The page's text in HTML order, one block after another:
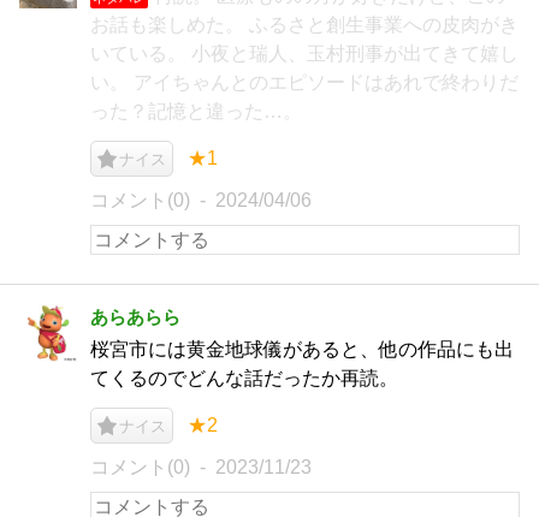
お話も楽しめた。 ふるさと創生事業への皮肉がき
いている。 小夜と瑞人、玉村刑事が出てきて嬉し
い。 アイちゃんとのエピソードはあれで終わりだ
った？記憶と違った…。
ナイス ★1
コメント(0) 2024/04/06
あらあらら
桜宮市には黄金地球儀があると、他の作品にも出
てくるのでどんな話だったか再読。
ナイス ★2
コメント(0) 2023/11/23